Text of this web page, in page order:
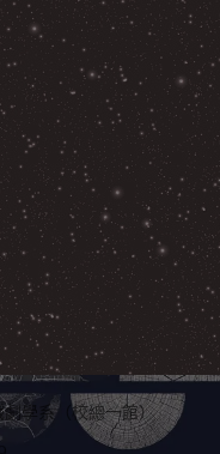
學系（校總一館）